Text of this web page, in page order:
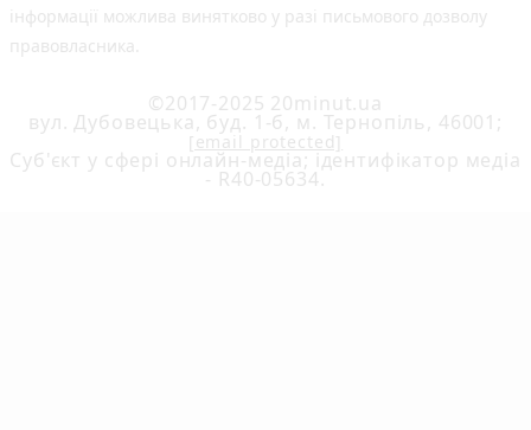
інформації можлива винятково у разі письмового дозволу
правовласника.
©2017-2025 20minut.ua
вул. Дубовецька, буд. 1-б, м. Тернопіль, 46001;
[email protected]
Cуб'єкт у сфері онлайн-медіа; ідентифікатор медіа
- R40-05634.